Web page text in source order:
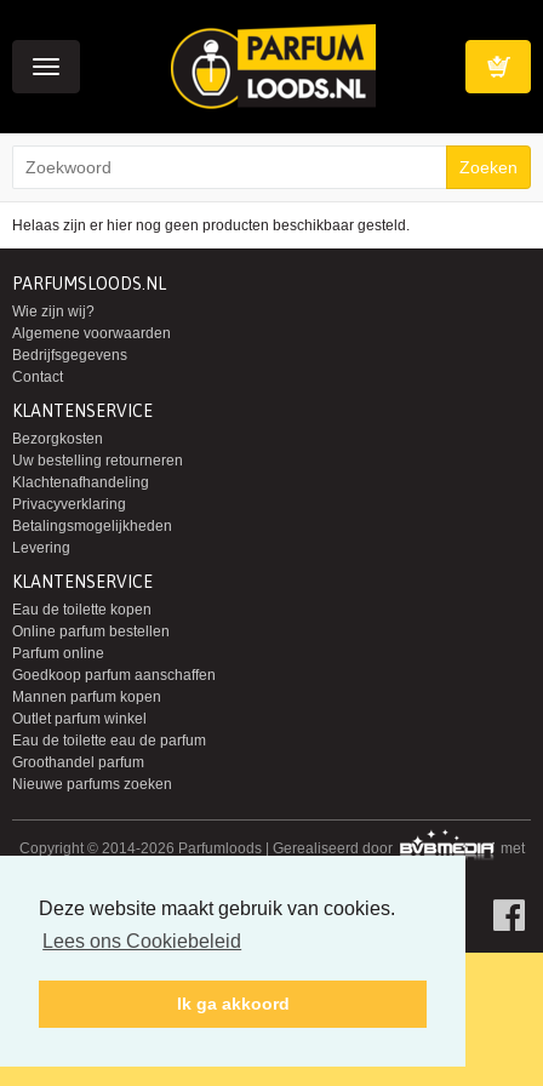
Deze website maakt gebruik van cookies.
Lees ons Cookiebeleid
Ik ga akkoord
Toggle
navigation
Helaas zijn er hier nog geen producten beschikbaar gesteld.
PARFUMSLOODS.NL
Wie zijn wij?
Algemene voorwaarden
Bedrijfsgegevens
Contact
KLANTENSERVICE
Bezorgkosten
Uw bestelling retourneren
Klachtenafhandeling
Privacyverklaring
Betalingsmogelijkheden
Levering
KLANTENSERVICE
Eau de toilette kopen
Online parfum bestellen
Parfum online
Goedkoop parfum aanschaffen
Mannen parfum kopen
Outlet parfum winkel
Eau de toilette eau de parfum
Groothandel parfum
Nieuwe parfums zoeken
Copyright © 2014-2026 Parfumloods | Gerealiseerd door met